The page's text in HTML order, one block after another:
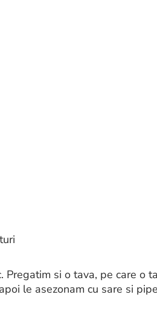
si o tava, pe care o
le asezonam cu sare si